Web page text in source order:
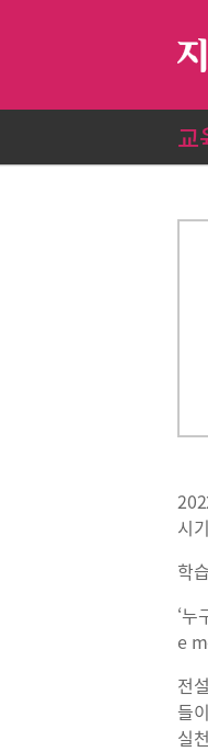
교
시
학
‘
e
전
들
실